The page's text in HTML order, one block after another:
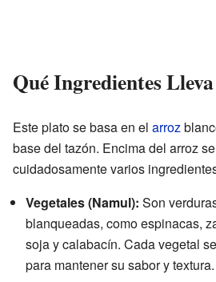
Qué Ingredientes
Este plato se basa en el arroz
base del tazón. Encima del arroz
cuidadosamente varios
Vegetales (Namul): Son
blanqueadas, como espinacas,
soja y calabacín. Cada vegetal
para mantener su sabor y textura.